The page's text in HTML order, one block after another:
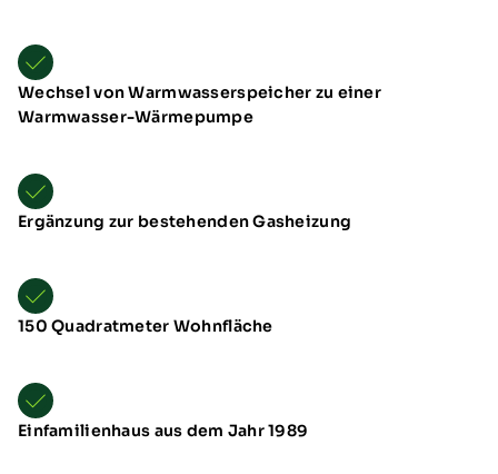
Wechsel von Warmwasserspeicher zu einer
Warmwasser-Wärmepumpe
Ergänzung zur bestehenden Gasheizung
150 Quadratmeter Wohnfläche
Einfamilienhaus aus dem Jahr 1989